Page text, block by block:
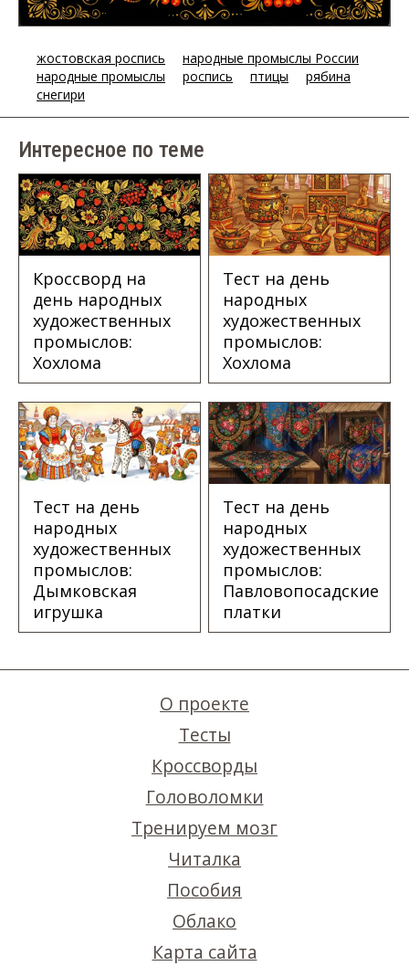
жостовская роспись
народные промыслы России
народные промыслы
роспись птицы
рябина
снегири
Интересное по теме
Кроссворд на
день народных
художественных
промыслов:
Хохлома
Тест на день
народных
художественных
промыслов:
Хохлома
Тест на день
народных
художественных
промыслов:
Дымковская
игрушка
Тест на день
народных
художественных
промыслов:
Павловопосадские
платки
О проекте
Тесты
Кроссворды
Головоломки
Тренируем мозг
Читалка
Пособия
Облако
Карта сайта